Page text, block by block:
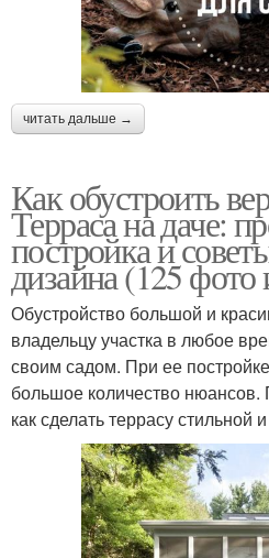
читать дальше →
Как обустроить
Терраса на даче:
постройка и
дизайна (125 фото
Обустройство большой и
владельцу участка в любое
своим садом. При ее
большое количество нюансов.
как сделать террасу стильной